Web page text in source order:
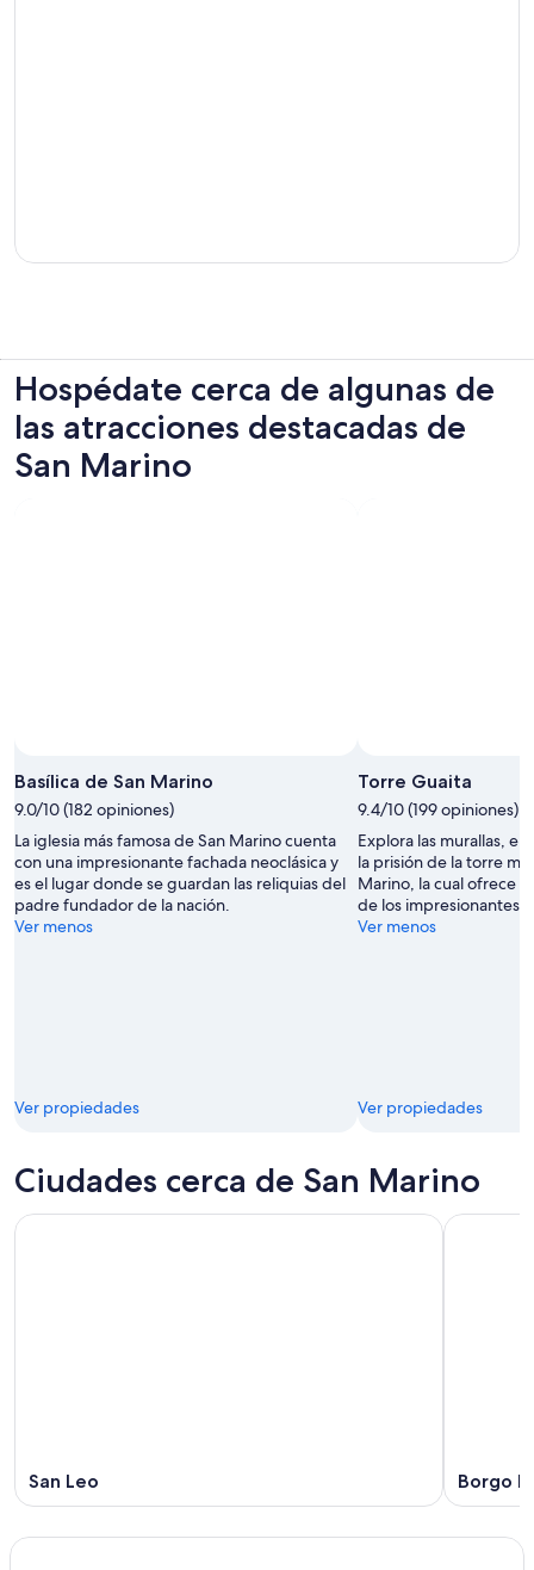
Hospédate cerca de algunas de
las atracciones destacadas de
San Marino
Basílica de San Marino
9.0/10 (182 opiniones)
La iglesia más famosa de San Marino cuenta
con una impresionante fachada neoclásica y
es el lugar donde se guardan las reliquias del
padre fundador de la nación.
Ver menos
Ver propiedades
Torre Guaita
9.4/10 (199 opiniones)
Explora las murallas, el
la prisión de la torre
Marino, la cual ofrece
de los impresionantes
Ver menos
Ver propiedades
Ciudades cerca de San Marino
San Leo Borgo